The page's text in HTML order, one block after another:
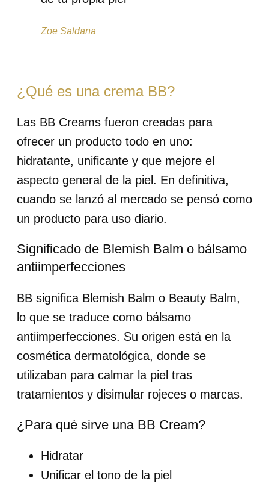
Zoe Saldana
¿Qué es una crema BB?
Las BB Creams fueron creadas para
ofrecer un producto todo en uno:
hidratante, unificante y que mejore el
aspecto general de la piel. En definitiva,
cuando se lanzó al mercado se pensó como
un producto para uso diario.
Significado de Blemish Balm o bálsamo
antiimperfecciones
BB significa Blemish Balm o Beauty Balm,
lo que se traduce como bálsamo
antiimperfecciones. Su origen está en la
cosmética dermatológica, donde se
utilizaban para calmar la piel tras
tratamientos y disimular rojeces o marcas.
¿Para qué sirve una BB Cream?
Hidratar
Unificar el tono de la piel